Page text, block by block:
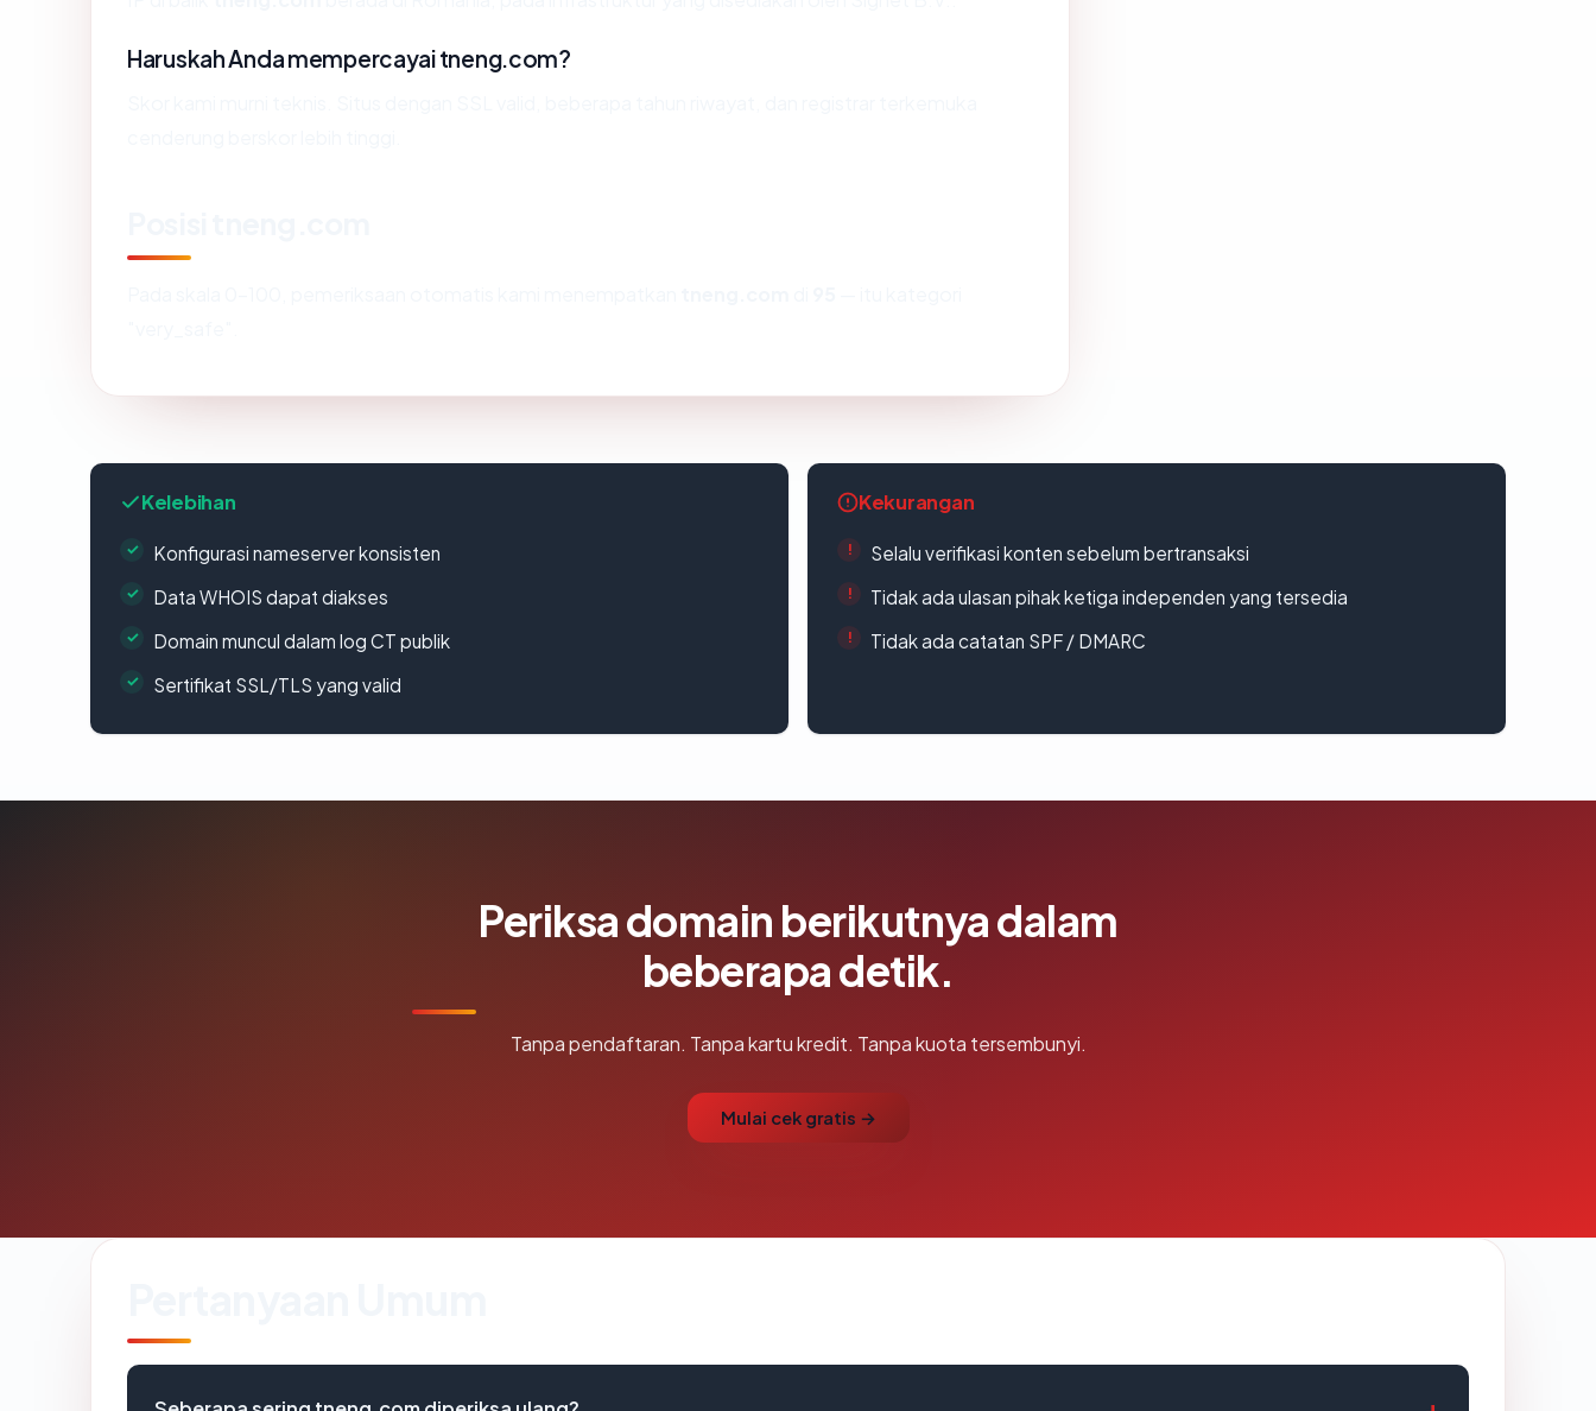
Haruskah Anda mempercayai tneng.com?
Kelebihan
Konfigurasi nameserver konsisten
Data WHOIS dapat diakses
Domain muncul dalam log CT publik
Sertifikat SSL/TLS yang valid
Kekurangan
Selalu verifikasi konten sebelum bertransaksi
Tidak ada ulasan pihak ketiga independen yang tersedia
Tidak ada catatan SPF / DMARC
Periksa domain berikutnya dalam
beberapa detik.
Tanpa pendaftaran. Tanpa kartu kredit. Tanpa kuota tersembunyi.
Mulai cek gratis →